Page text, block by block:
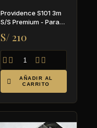
Providence S101 3m
S/S Premium - Para
S/ 210
   

AÑADIR AL
CARRITO